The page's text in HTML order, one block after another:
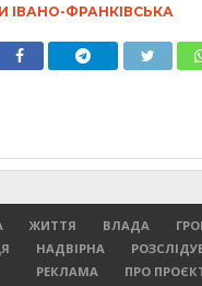
ІВАНО-ФРАНКІВСЬКА
ЖИТТЯ ВЛАДА
НАДВІРНА
РЕКЛАМА
ПРО